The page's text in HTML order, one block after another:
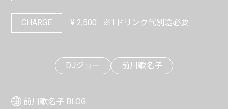
CHARGE ¥ 2,500 ※1ドリンク代別途必要
DJジョー 前川歌名子
前川歌名子 BLOG